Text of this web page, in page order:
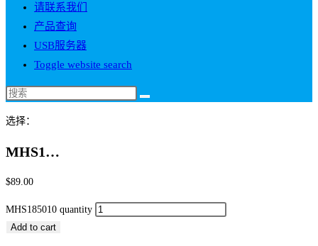
请联系我们
产品查询
USB服务器
Toggle website search
选择：
MHS1…
$89.00
MHS185010 quantity
Add to cart